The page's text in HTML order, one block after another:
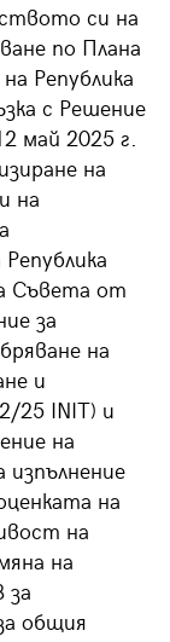
си на
по Плана
Република
с Решение
май 2025 г.
на
на
Съвета от
за
на
и
25 INIT) и
на
изпълнение
на
на
на
за
общия